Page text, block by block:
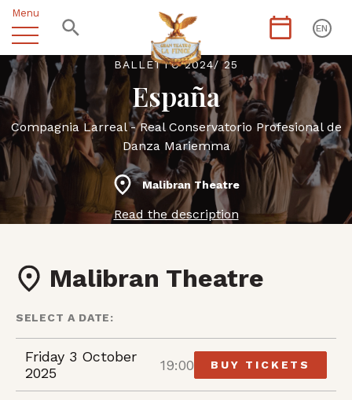
Menu
EN
BALLETTO 2024/ 25
España
Compagnia Larreal - Real Conservatorio Profesional de
Danza Mariemma
Malibran Theatre
Read the description
Malibran Theatre
SELECT A DATE:
Friday 3 October
2025
19:00 BUY TICKETS